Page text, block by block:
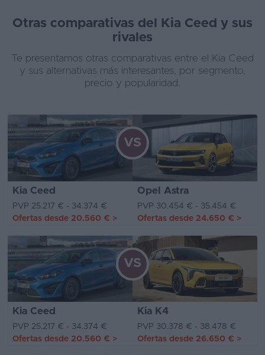
Otras comparativas del Kia Ceed y sus
rivales
Te presentamos otras comparativas entre el Kia Ceed
y sus alternativas más interesantes, por segmento,
precio y popularidad.
Kia Ceed Opel Astra
VS
PVP 25.217 € - 34.374 €
PVP 30.454 € - 35.454 €
Ofertas desde 20.560 € > Ofertas desde 24.650 € >
Kia Ceed Kia K4
VS
PVP 25.217 € - 34.374 €
PVP 30.378 € - 38.478 €
Ofertas desde 20.560 € > Ofertas desde 26.650 € >